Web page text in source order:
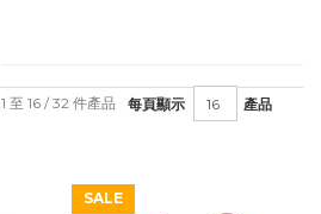
每頁顯示 產品
1 至 16 / 32 件產品
SALE